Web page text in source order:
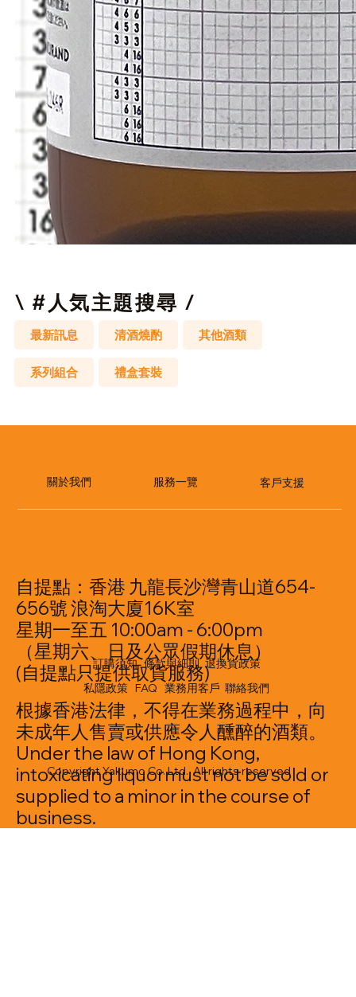
\ #人気主題搜尋 /
最新訊息 清酒燒酌 其他酒類
系列組合 禮盒套裝
關於我們 ​服務一覽 客戶支援
自提點：香港 九龍長沙灣青山道654-
656號 浪淘大廈16K室
星期一至五 10:00am - 6:00pm
（星期六、日及公眾假期休息）
(自提點只提供取貨服務)
訂購須知 條款與細則 退換貨政策
私隱政策 FAQ 業務用客戶 聯絡我們
根據香港法律，不得在業務過程中，向
未成年人售賣或供應令人醺醉的酒類。
Under the law of Hong Kong,
intoxicating liquormust not be sold or
supplied to a minor in the course of
business.
Copyright Yakumo Co. Ltd. All rights reserved